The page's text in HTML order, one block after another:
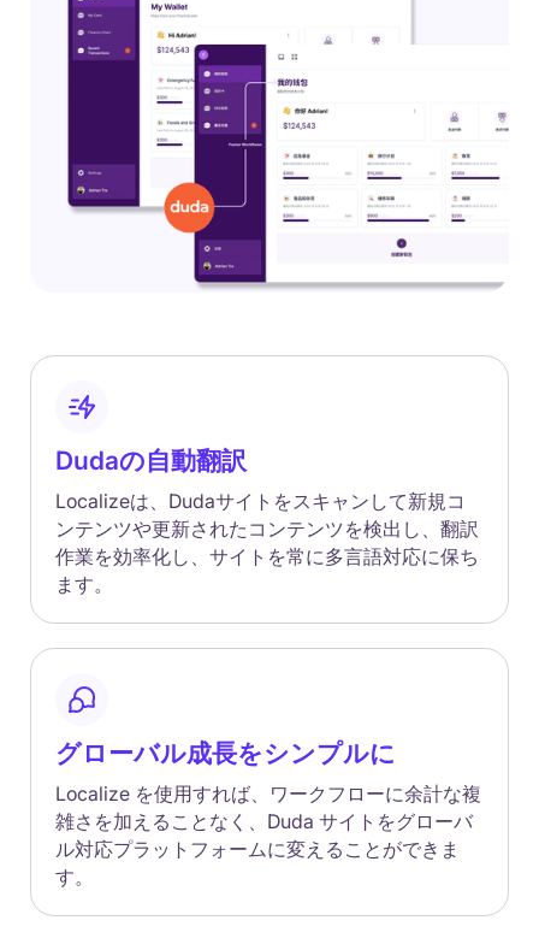
Dudaの自動翻訳
Localizeは、Dudaサイトをスキャンして新規コ
ンテンツや更新されたコンテンツを検出し、翻訳
作業を効率化し、サイトを常に多言語対応に保ち
ます。
グローバル成長をシンプルに
Localize を使用すれば、ワークフローに余計な複
雑さを加えることなく、Duda サイトをグローバ
ル対応プラットフォームに変えることができま
す。